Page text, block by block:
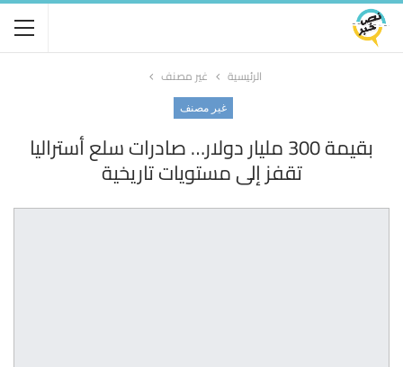
الرئيسية غير مصنف
غير مصنف
بقيمة 300 مليار دولار… صادرات سلع أستراليا
تقفز إلى مستويات تاريخية